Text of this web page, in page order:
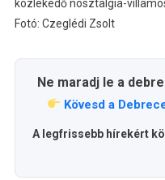
közlekedő nosztalgia-
Fotó: Czeglédi Zsolt
Ne maradj le a
Kövesd a
A legfrissebb hírekért